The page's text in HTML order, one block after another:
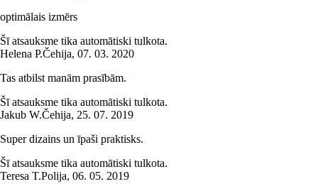
optimālais izmērs
Šī atsauksme tika automātiski tulkota.
Helena P.Čehija, 07. 03. 2020
Tas atbilst manām prasībām.
Šī atsauksme tika automātiski tulkota.
Jakub W.Čehija, 25. 07. 2019
Super dizains un īpaši praktisks.
Šī atsauksme tika automātiski tulkota.
Teresa T.Polija, 06. 05. 2019